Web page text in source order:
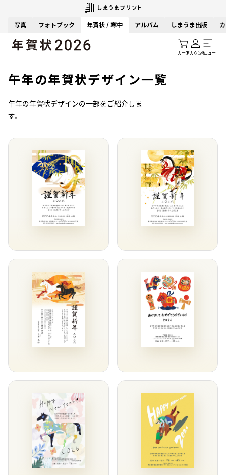
写真 フォトブック 年賀状 / 寒中 アルバム しまうま出版
カートアカウントメニュー
午年の年賀状デザイン一覧
午年の年賀状デザインの一部をご紹介しま
す。